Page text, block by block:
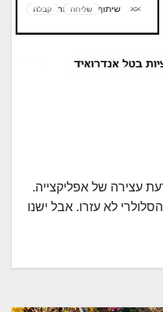
עצירה של אפליקצייה.
הסלולרי לא עזרו. אבל ישנו